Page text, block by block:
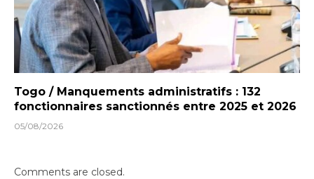
Togo / Manquements administratifs : 132
fonctionnaires sanctionnés entre 2025 et 2026
05/08/2026
Comments are closed.